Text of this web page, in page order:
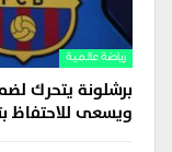
رياضة عالمية
برشلونة يتحرك
ويسعى للاحتفاظ